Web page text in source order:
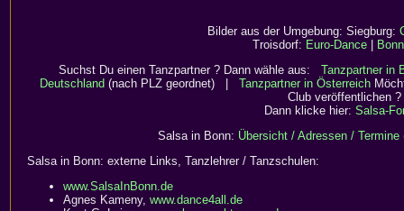
Bilder aus der Umgebung: Siegburg:
Troisdorf: Euro-Dance| Bonn
Suchst Du einen Tanzpartner ? Dann wähle aus: Tanzpartner in
Deutschland(nach PLZ geordnet) | Tanzpartner in Österreich
Club veröffentlichen ?
Dann klicke hier: Salsa-
Salsa in Bonn: Übersicht / Adressen / Termine
Salsa in Bonn: externe Links, Tanzlehrer / Tanzschulen:
www.SalsaInBonn.de
Agnes Kameny, www.dance4all.de